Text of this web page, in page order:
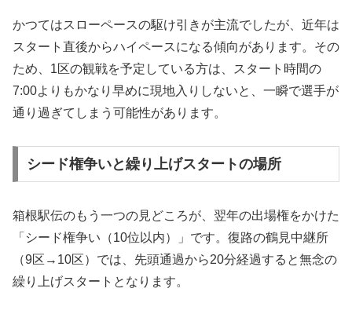
かつてはスローペースの駆け引きが主流でしたが、近年は
スタート直後からハイペースになる傾向があります。その
ため、1区の観戦を予定している方は、スタート時間の
7:00よりもかなり早めに現地入りしないと、一瞬で選手が
通り過ぎてしまう可能性があります。
シード権争いと繰り上げスタートの場所
箱根駅伝のもう一つの見どころが、翌年の出場権をかけた
「シード権争い（10位以内）」です。復路の鶴見中継所
（9区→10区）では、先頭通過から20分経過すると無念の
繰り上げスタートとなります。